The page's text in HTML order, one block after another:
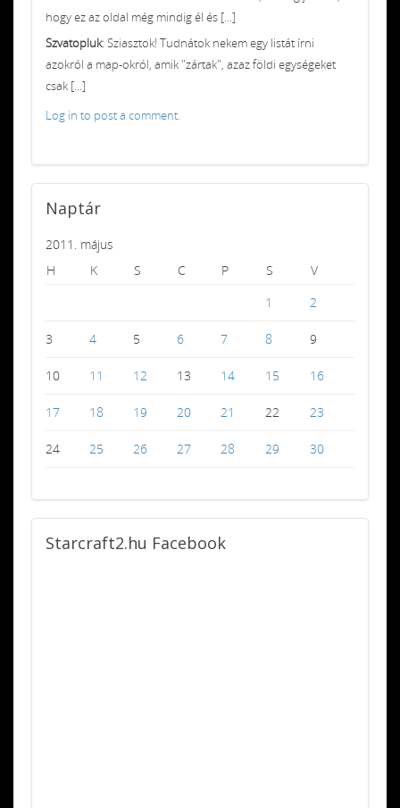
hogy ez az oldal még mindig él és [...]
Szvatopluk: Sziasztok! Tudnátok nekem egy listát írni
azokról a map-okról, amik "zártak", azaz földi egységeket
csak [...]
Log in to post a comment.
Naptár
2011. május
H
K S C P S
V
1
2
3 4 5 6 7 8 9
10 11 12 13 14 15 16
17 18 19 20 21 22 23
24 25 26 27 28 29 30
Starcraft2.hu Facebook